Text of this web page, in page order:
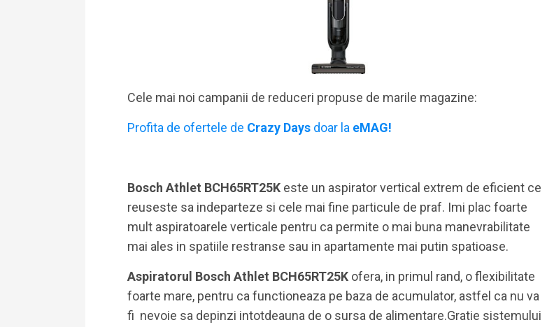
Cele mai noi campanii de reduceri propuse de marile magazine:
Profita de ofertele de Crazy Days doar la eMAG!
Bosch Athlet BCH65RT25K este un aspirator vertical extrem de eficient ce
reuseste sa indeparteze si cele mai fine particule de praf. Imi plac foarte
mult aspiratoarele verticale pentru ca permite o mai buna manevrabilitate
mai ales in spatiile restranse sau in apartamente mai putin spatioase.
Aspiratorul Bosch Athlet BCH65RT25K ofera, in primul rand, o flexibilitate
foarte mare, pentru ca functioneaza pe baza de acumulator, astfel ca nu va
fi nevoie sa depinzi intotdeauna de o sursa de alimentare.Gratie sistemului